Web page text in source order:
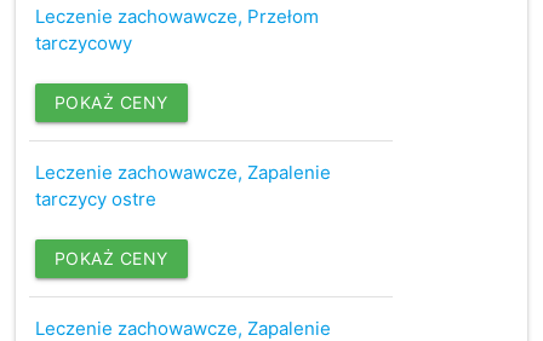
Leczenie zachowawcze, Przełom
tarczycowy
POKAŻ CENY
Leczenie zachowawcze, Zapalenie
tarczycy ostre
POKAŻ CENY
Leczenie zachowawcze, Zapalenie